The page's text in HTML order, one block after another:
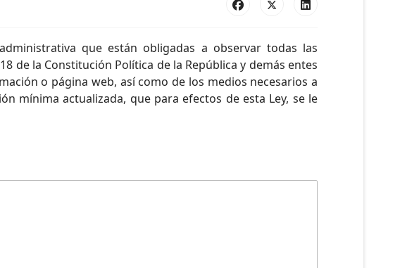
que están obligadas a observar todas las
de la Constitución Política de la República y demás entes
o página web, así como de los medios necesarios a
mínima actualizada, que para efectos de esta Ley, se le